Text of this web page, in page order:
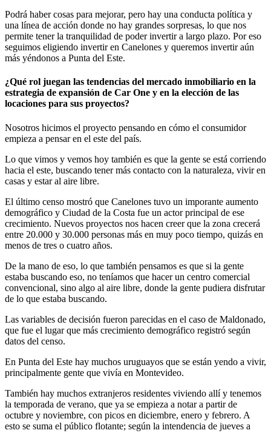
Podrá haber cosas para mejorar, pero hay una conducta política y
una línea de acción donde no hay grandes sorpresas, lo que nos
permite tener la tranquilidad de poder invertir a largo plazo. Por eso
seguimos eligiendo invertir en Canelones y queremos invertir aún
más yéndonos a Punta del Este.
¿Qué rol juegan las tendencias del mercado inmobiliario en la
estrategia de expansión de Car One y en la elección de las
locaciones para sus proyectos?
Nosotros hicimos el proyecto pensando en cómo el consumidor
empieza a pensar en el este del país.
Lo que vimos y vemos hoy también es que la gente se está corriendo
hacia el este, buscando tener más contacto con la naturaleza, vivir en
casas y estar al aire libre.
El último censo mostró que Canelones tuvo un imporante aumento
demográfico y Ciudad de la Costa fue un actor principal de ese
crecimiento. Nuevos proyectos nos hacen creer que la zona crecerá
entre 20.000 y 30.000 personas más en muy poco tiempo, quizás en
menos de tres o cuatro años.
De la mano de eso, lo que también pensamos es que si la gente
estaba buscando eso, no teníamos que hacer un centro comercial
convencional, sino algo al aire libre, donde la gente pudiera disfrutar
de lo que estaba buscando.
Las variables de decisión fueron parecidas en el caso de Maldonado,
que fue el lugar que más crecimiento demográfico registró según
datos del censo.
En Punta del Este hay muchos uruguayos que se están yendo a vivir,
principalmente gente que vivía en Montevideo.
También hay muchos extranjeros residentes viviendo allí y tenemos
la temporada de verano, que ya se empieza a notar a partir de
octubre y noviembre, con picos en diciembre, enero y febrero. A
esto se suma el público flotante; según la intendencia de jueves a